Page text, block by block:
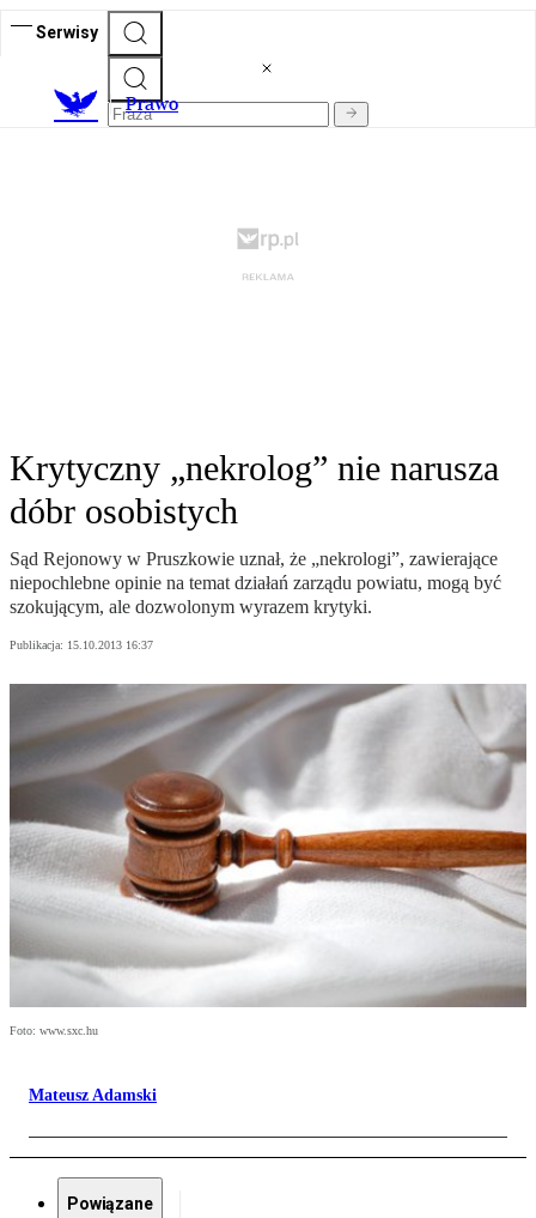
Serwisy
Prawo
Krytyczny „nekrolog” nie narusza
dóbr osobistych
Sąd Rejonowy w Pruszkowie uznał, że „nekrologi”, zawierające
niepochlebne opinie na temat działań zarządu powiatu, mogą być
szokującym, ale dozwolonym wyrazem krytyki.
Publikacja: 15.10.2013 16:37
Foto: www.sxc.hu
Mateusz Adamski
Powiązane